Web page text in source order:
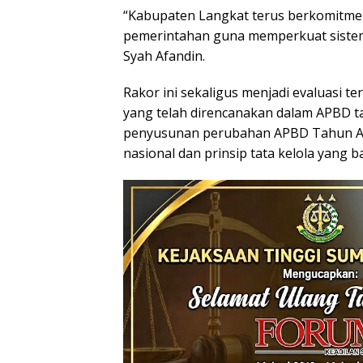
“Kabupaten Langkat terus
pemerintahan guna memperkuat
Syah Afandin.
Rakor ini sekaligus menjadi evaluasi
yang telah direncanakan dalam APBD
penyusunan perubahan APBD Tahun
nasional dan prinsip tata kelola yang